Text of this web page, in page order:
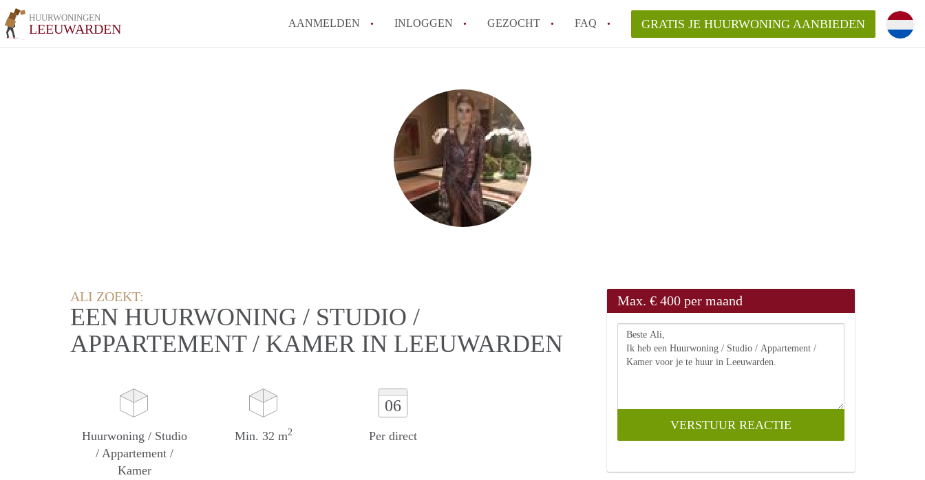
HUURWONINGEN
LEEUWARDEN AANMELDEN INLOGGEN GEZOCHT FAQ
How to translate HuurwoningLeeuwarden!
Wat is HuurwoningenLeeuwarden?
Wat is de privacyverklaring van HuurwoningenLeeuwarden?
Berekent HuurwoningenLeeuwarden
makelaarsvergoeding/bemiddelingsvergoeding?
Is HuurwoningenLeeuwarden verantwoordelijk voor de aangeboden
Huurwoning / Huurwoningen in Leeuwarden?
Alle veelgestelde vragen
GRATIS JE HUURWONING AANBIEDEN
ALI ZOEKT:
EEN HUURWONING / STUDIO /
APPARTEMENT / KAMER IN LEEUWARDEN
Huurwoning / Studio
/ Appartement /
Kamer
Min. 32 m2
06
Per direct
Max. € 400 per maand